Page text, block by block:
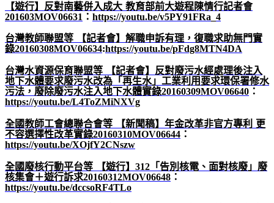
【遊行】反對南藝併入成大 教育部前大遊程陳情行記者會
201603MOV06631 ： https://youtu.be/v5PY91FRa_4
台灣教師聯盟等
【記者會】解職申訴有理，復職求助無門實
錄20160308MOV06634:https://youtu.be/pFdg8MTN4DA
台灣水資源保育聯盟等
【記者會】反對廢污水經處理後注入
地下水體要求廢污水改為「再生水」工業利用要求環保署修水
污法，廢除廢污水注入地下水體實錄20160309MOV06640 ：
https://youtu.be/L4ToZMiNXVg
全國教師工會總聯合會等 【新聞稿】年金改革非官方專利
更
不容選擇性改革實錄20160310MOV06644 ：
https://youtu.be/XOjfY2CNszw
全國廢核行動平台等 【遊行】312 「告別核電、面對核廢」廢
核集會＋遊行訴求20160312MOV06648 ：
https://youtu.be/dccsoRF4TLo